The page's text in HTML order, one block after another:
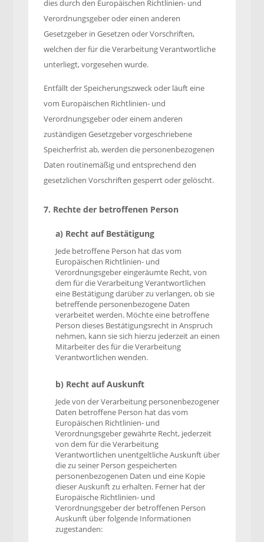
dies durch den Europäischen Richtlinien- und
Verordnungsgeber oder einen anderen
Gesetzgeber in Gesetzen oder Vorschriften,
welchen der für die Verarbeitung Verantwortliche
unterliegt, vorgesehen wurde.
Entfällt der Speicherungszweck oder läuft eine
vom Europäischen Richtlinien- und
Verordnungsgeber oder einem anderen
zuständigen Gesetzgeber vorgeschriebene
Speicherfrist ab, werden die personenbezogenen
Daten routinemäßig und entsprechend den
gesetzlichen Vorschriften gesperrt oder gelöscht.
7. Rechte der betroffenen Person
a) Recht auf Bestätigung
Jede betroffene Person hat das vom
Europäischen Richtlinien- und
Verordnungsgeber eingeräumte Recht, von
dem für die Verarbeitung Verantwortlichen
eine Bestätigung darüber zu verlangen, ob sie
betreffende personenbezogene Daten
verarbeitet werden. Möchte eine betroffene
Person dieses Bestätigungsrecht in Anspruch
nehmen, kann sie sich hierzu jederzeit an einen
Mitarbeiter des für die Verarbeitung
Verantwortlichen wenden.
b) Recht auf Auskunft
Jede von der Verarbeitung personenbezogener
Daten betroffene Person hat das vom
Europäischen Richtlinien- und
Verordnungsgeber gewährte Recht, jederzeit
von dem für die Verarbeitung
Verantwortlichen unentgeltliche Auskunft über
die zu seiner Person gespeicherten
personenbezogenen Daten und eine Kopie
dieser Auskunft zu erhalten. Ferner hat der
Europäische Richtlinien- und
Verordnungsgeber der betroffenen Person
Auskunft über folgende Informationen
zugestanden: